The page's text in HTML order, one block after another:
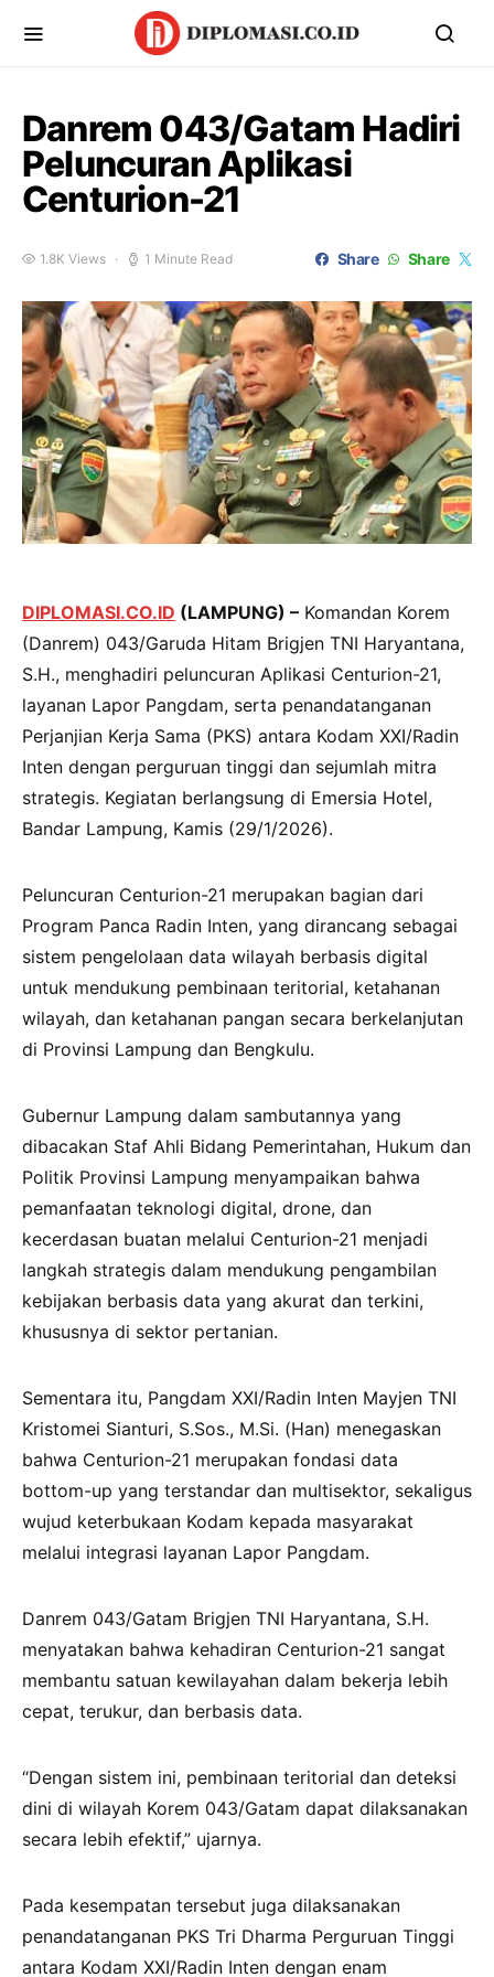
Danrem 043/Gatam Hadiri
Peluncuran Aplikasi
Centurion-21
1.8K Views 1 Minute Read Share Share
DIPLOMASI.CO.ID (LAMPUNG) – Komandan Korem
(Danrem) 043/Garuda Hitam Brigjen TNI Haryantana,
S.H., menghadiri peluncuran Aplikasi Centurion-21,
layanan Lapor Pangdam, serta penandatanganan
Perjanjian Kerja Sama (PKS) antara Kodam XXI/Radin
Inten dengan perguruan tinggi dan sejumlah mitra
strategis. Kegiatan berlangsung di Emersia Hotel,
Bandar Lampung, Kamis (29/1/2026).
Peluncuran Centurion-21 merupakan bagian dari
Program Panca Radin Inten, yang dirancang sebagai
sistem pengelolaan data wilayah berbasis digital
untuk mendukung pembinaan teritorial, ketahanan
wilayah, dan ketahanan pangan secara berkelanjutan
di Provinsi Lampung dan Bengkulu.
Gubernur Lampung dalam sambutannya yang
dibacakan Staf Ahli Bidang Pemerintahan, Hukum dan
Politik Provinsi Lampung menyampaikan bahwa
pemanfaatan teknologi digital, drone, dan
kecerdasan buatan melalui Centurion-21 menjadi
langkah strategis dalam mendukung pengambilan
kebijakan berbasis data yang akurat dan terkini,
khususnya di sektor pertanian.
Sementara itu, Pangdam XXI/Radin Inten Mayjen TNI
Kristomei Sianturi, S.Sos., M.Si. (Han) menegaskan
bahwa Centurion-21 merupakan fondasi data
bottom-up yang terstandar dan multisektor, sekaligus
wujud keterbukaan Kodam kepada masyarakat
melalui integrasi layanan Lapor Pangdam.
Danrem 043/Gatam Brigjen TNI Haryantana, S.H.
menyatakan bahwa kehadiran Centurion-21 sangat
membantu satuan kewilayahan dalam bekerja lebih
cepat, terukur, dan berbasis data.
“Dengan sistem ini, pembinaan teritorial dan deteksi
dini di wilayah Korem 043/Gatam dapat dilaksanakan
secara lebih efektif,” ujarnya.
Pada kesempatan tersebut juga dilaksanakan
penandatanganan PKS Tri Dharma Perguruan Tinggi
antara Kodam XXI/Radin Inten dengan enam